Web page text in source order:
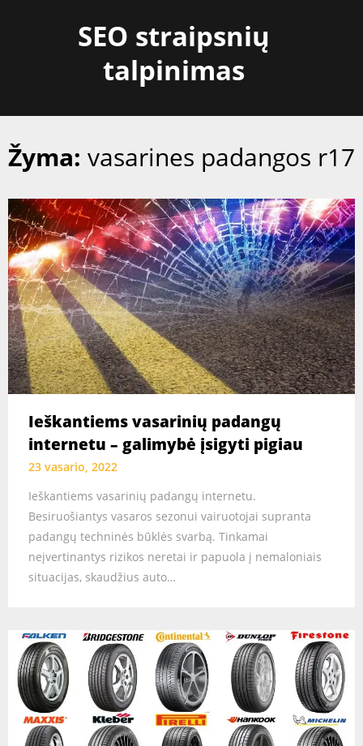
SEO straipsnių
talpinimas
Žyma: vasarines padangos r17
Ieškantiems vasarinių padangų
internetu – galimybė įsigyti pigiau
23 vasario, 2022
Ieškantiems vasarinių padangų internetu.
Besiruošiantys vasaros sezonui vairuotojai supranta
padangų techninės būklės svarbą. Tinkamai
neįvertinantys rizikos neretai ir papuola į nemaloniais
situacijas, skaudžius auto…